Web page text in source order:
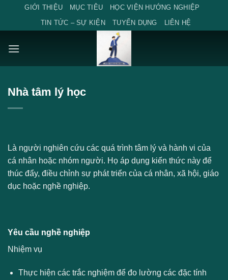
content
GIỚI THIỆU MỤC TIÊU
HỌC VIỆN HƯỚNG NGHIỆP
TIN TỨC – SỰ KIỆN
TUYỂN DỤNG LIÊN HỆ
Nhà tâm lý học
Là người nghiên cứu các quá trình tâm lý và hành vi của
cá nhân hoặc nhóm người. Họ áp dụng kiến thức này để
thúc đẩy, điều chỉnh sự phát triển của cá nhân, xã hội, giáo
dục hoặc nghề nghiệp.
Yêu cầu nghề nghiệp
Nhiệm vụ
Thực hiện các trắc nghiệm để đo lường các đặc tính